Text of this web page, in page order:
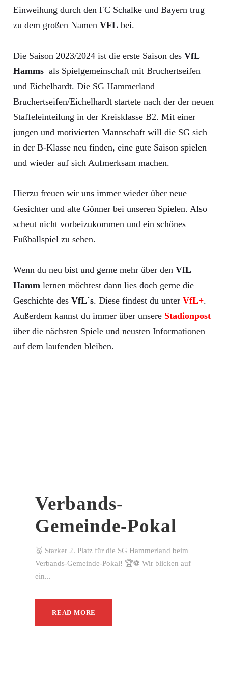
Einweihung durch den FC Schalke und Bayern trug
zu dem großen Namen VFL bei.
Die Saison 2023/2024 ist die erste Saison des VfL
Hamms als Spielgemeinschaft mit Bruchertseifen
und Eichelhardt. Die SG Hammerland –
Bruchertseifen/Eichelhardt startete nach der der neuen
Staffeleinteilung in der Kreisklasse B2. Mit einer
jungen und motivierten Mannschaft will die SG sich
in der B-Klasse neu finden, eine gute Saison spielen
und wieder auf sich Aufmerksam machen.
Hierzu freuen wir uns immer wieder über neue
Gesichter und alte Gönner bei unseren Spielen. Also
scheut nicht vorbeizukommen und ein schönes
Fußballspiel zu sehen.
Wenn du neu bist und gerne mehr über den VfL
Hamm lernen möchtest dann lies doch gerne die
Geschichte des VfL´s. Diese findest du unter VfL+.
Außerdem kannst du immer über unsere Stadionpost
über die nächsten Spiele und neusten Informationen
auf dem laufenden bleiben.
Verbands-
Gemeinde-Pokal
🥈 Starker 2. Platz für die SG Hammerland beim
Verbands-Gemeinde-Pokal! 🏆⚽ Wir blicken auf
ein...
READ MORE